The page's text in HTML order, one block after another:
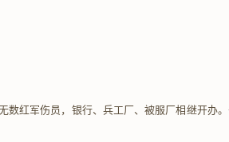
红军伤员，银行、兵工厂、被服厂相继开办